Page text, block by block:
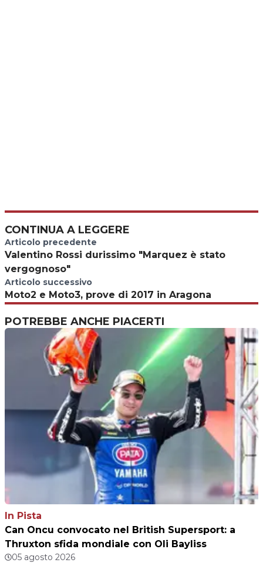
CONTINUA A LEGGERE
Articolo precedente
Valentino Rossi durissimo "Marquez è stato
vergognoso"
Articolo successivo
Moto2 e Moto3, prove di 2017 in Aragona
POTREBBE ANCHE PIACERTI
In Pista
Can Oncu convocato nel British Supersport: a
Thruxton sfida mondiale con Oli Bayliss
05 agosto 2026